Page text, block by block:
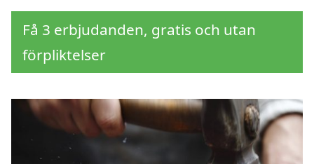
Få 3 erbjudanden, gratis och utan
förpliktelser